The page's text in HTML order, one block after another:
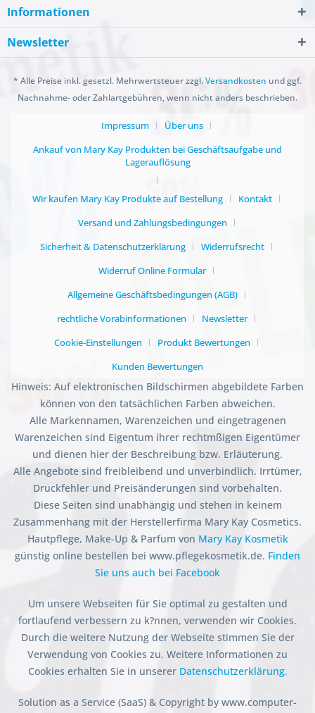
Informationen
Newsletter
* Alle Preise inkl. gesetzl. Mehrwertsteuer zzgl.Versandkosten und ggf.
Nachnahme- oder Zahlartgebühren, wenn nicht anders beschrieben.
Impressum
Über uns
Ankauf von Mary Kay Produkten bei Geschäftsaufgabe und
Lagerauflösung
Wir kaufen Mary Kay Produkte auf Bestellung
Kontakt
Versand und Zahlungsbedingungen
Sicherheit & Datenschutzerklärung
Widerrufsrecht
Widerruf Online Formular
Allgemeine Geschäftsbedingungen (AGB)
rechtliche Vorabinformationen
Newsletter
Cookie-Einstellungen
Produkt Bewertungen
Kunden Bewertungen
Hinweis: Auf elektronischen Bildschirmen abgebildete Farben
können von den tatsächlichen Farben abweichen.
Alle Markennamen, Warenzeichen und eingetragenen
Warenzeichen sind Eigentum ihrer rechtmßigen Eigentümer
und dienen hier der Beschreibung bzw. Erläuterung.
Alle Angebote sind freibleibend und unverbindlich. Irrtümer,
Druckfehler und Preisänderungen sind vorbehalten.
Diese Seiten sind unabhängig und stehen in keinem
Zusammenhang mit der Herstellerfirma Mary Kay Cosmetics.
Hautpflege, Make-Up & Parfum von Mary Kay Kosmetik
günstig online bestellen bei www.pflegekosmetik.de. Finden
Sie uns auch bei Facebook
Um unsere Webseiten für Sie optimal zu gestalten und
fortlaufend verbessern zu k?nnen, verwenden wir Cookies.
Durch die weitere Nutzung der Webseite stimmen Sie der
Verwendung von Cookies zu. Weitere Informationen zu
Cookies erhalten Sie in unserer Datenschutzerklärung.
Solution as a Service (SaaS) & Copyright by www.computer-